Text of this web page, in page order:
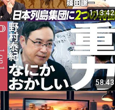
1:13:42
58:43